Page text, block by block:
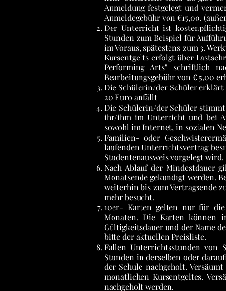
Anmeldung festgelegt und
Anmeldegebühr von €15,00.
Der Unterricht ist
Stunden zum Beispiel für
im Voraus, spätestens zum 3.
Kursentgelts erfolgt über
Performing Arts" schriftlich
Bearbeitungsgebühr von € 5,00
Die Schülerin/der Schüler erklärt
20 Euro anfällt
Die Schülerin/der Schüler
ihr/ihm im Unterricht und bei
sowohl im Internet, in sozialen
Familien- oder
laufenden Unterrichtsvertrag
Studentenausweis vorgelegt wird.
Nach Ablauf der Mindestdauer
Monatsende gekündigt werden.
weiterhin bis zum Vertragsende
mehr besucht.
10er- Karten gelten nur für die
Monaten. Die Karten können
Gültigkeitsdauer und der Name
bitte der aktuellen Preisliste.
Fallen Unterrichtsstunden von
Stunden in derselben oder
der Schule nachgeholt.
monatlichen Kursentgeltes.
nachgeholt werden.